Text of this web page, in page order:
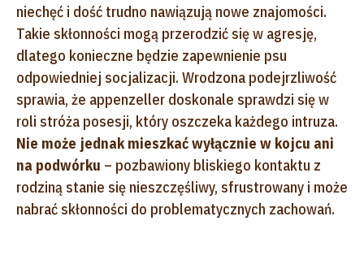
niechęć i dość trudno nawiązują nowe znajomości.
Takie skłonności mogą przerodzić się w agresję,
dlatego konieczne będzie zapewnienie psu
odpowiedniej socjalizacji. Wrodzona podejrzliwość
sprawia, że appenzeller doskonale sprawdzi się w
roli stróża posesji, który oszczeka każdego intruza.
Nie może jednak mieszkać wyłącznie w kojcu ani
na podwórku – pozbawiony bliskiego kontaktu z
rodziną stanie się nieszczęśliwy, sfrustrowany i może
nabrać skłonności do problematycznych zachowań.